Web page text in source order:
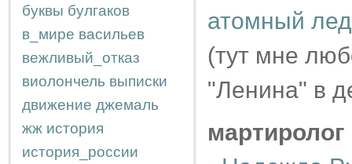
буквы булгаков
в_мире васильев
вежливый_отказ
виолончель выписки
движение джемаль
жж история
история_россии
атомный
(тут мне
"Ленина" в
мартиролог